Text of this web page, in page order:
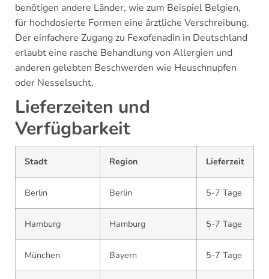
benötigen andere Länder, wie zum Beispiel Belgien,
für hochdosierte Formen eine ärztliche Verschreibung.
Der einfachere Zugang zu Fexofenadin in Deutschland
erlaubt eine rasche Behandlung von Allergien und
anderen gelebten Beschwerden wie Heuschnupfen
oder Nesselsucht.
Lieferzeiten und
Verfügbarkeit
Stadt Region Lieferzeit
Berlin Berlin 5-7 Tage
Hamburg Hamburg 5-7 Tage
München Bayern 5-7 Tage